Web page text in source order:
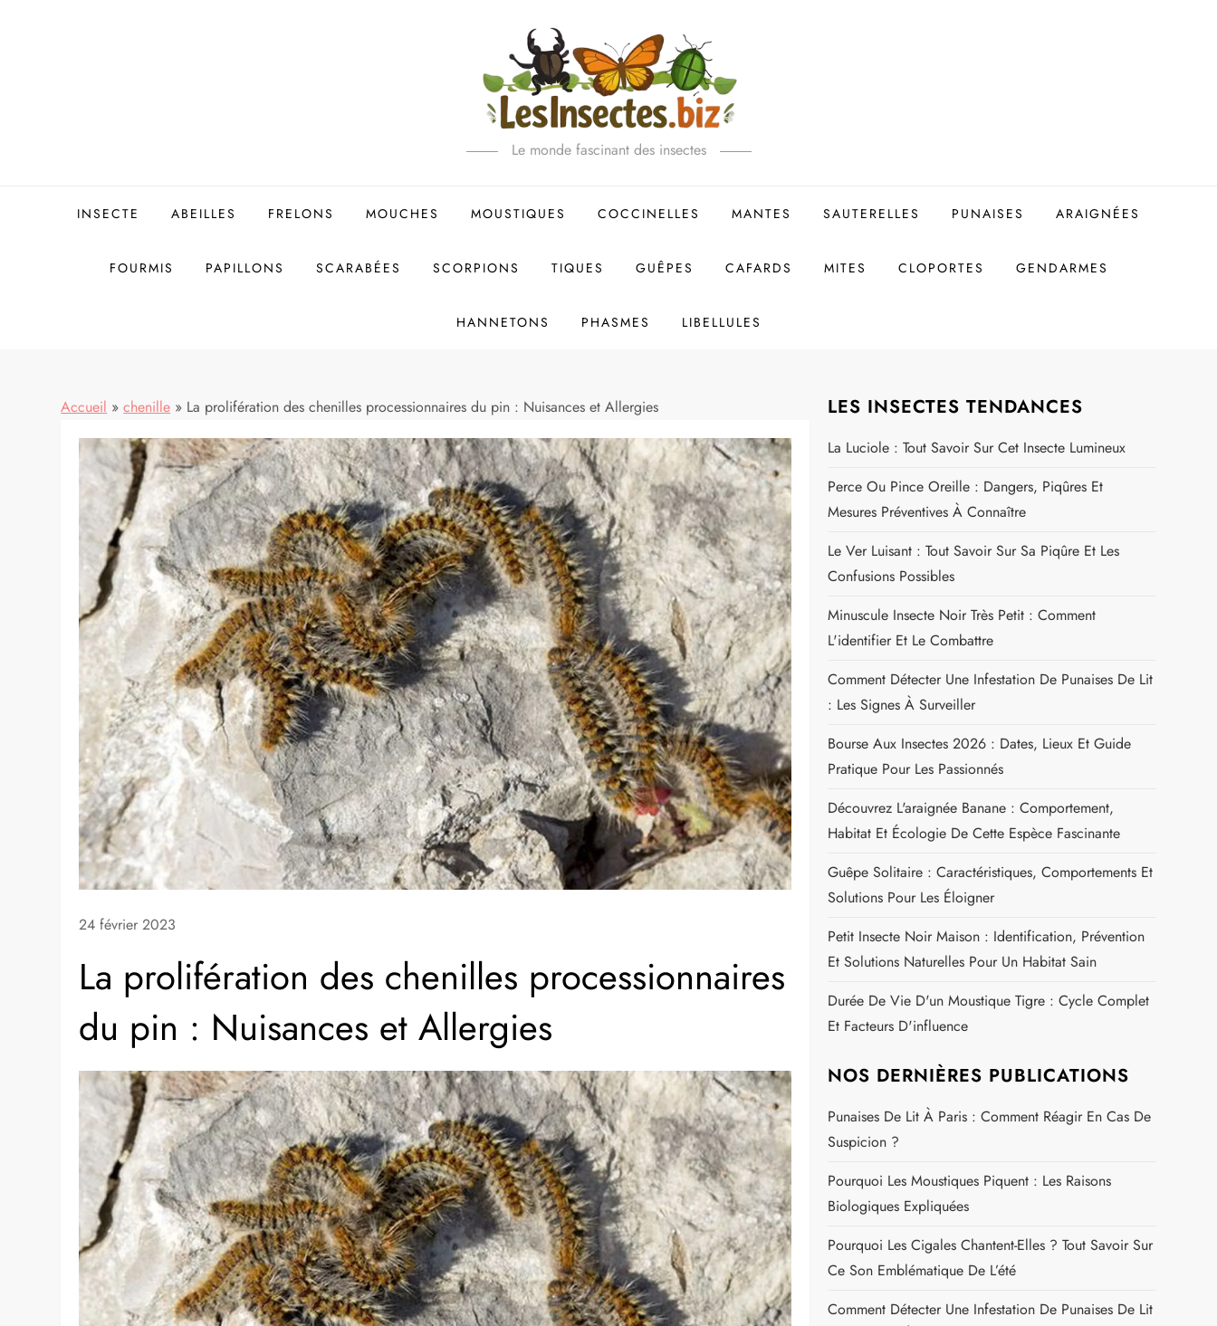
Le monde fascinant des insectes
INSECTE ABEILLES FRELONS MOUCHES MOUSTIQUES COCCINELLES MANTES SAUTERELLES PUNAISES ARAIGNÉES
FOURMIS PAPILLONS SCARABÉES SCORPIONS TIQUES GUÊPES CAFARDS MITES CLOPORTES GENDARMES
HANNETONS PHASMES LIBELLULES
Accueil chenille »La prolifération des chenilles processionnaires du pin : Nuisances et Allergies
24 février 2023
La prolifération des chenilles processionnaires
du pin : Nuisances et Allergies
LES INSECTES TENDANCES
La Luciole : Tout Savoir Sur Cet Insecte Lumineux
Perce Ou Pince Oreille : Dangers, Piqûres Et
Mesures Préventives À Connaître
Le Ver Luisant : Tout Savoir Sur Sa Piqûre Et Les
Confusions Possibles
Minuscule Insecte Noir Très Petit : Comment
L'identifier Et Le Combattre
Comment Détecter Une Infestation De Punaises De Lit
Bourse Aux Insectes 2026 : Dates, Lieux Et Guide
Découvrez L'araignée Banane : Comportement,
Habitat Et Écologie De Cette Espèce Fascinante
Guêpe Solitaire : Caractéristiques, Comportements Et
Petit Insecte Noir Maison : Identification, Prévention
Et Solutions Naturelles Pour Un Habitat Sain
Durée De Vie D'un Moustique Tigre : Cycle Complet